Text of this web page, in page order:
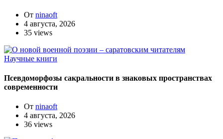
От ninaoft
4 августа, 2026
35 views
Научные книги
Псевдоморфозы сакральности в знаковых пространствах
современности
От ninaoft
4 августа, 2026
36 views